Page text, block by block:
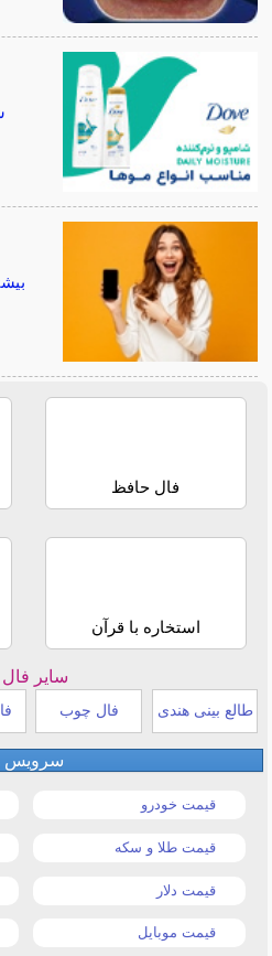
فال حافظ
استخاره با قرآن
سایر فال
طالع بینی هندی فال چوب
سرویس
قیمت خودرو
قیمت طلا و سکه
قیمت دلار
قیمت موبایل